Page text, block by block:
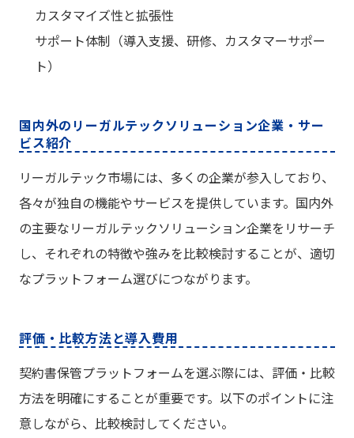
カスタマイズ性と拡張性
サポート体制（導入支援、研修、カスタマーサポー
ト）
国内外のリーガルテックソリューション企業・サー
ビス紹介
リーガルテック市場には、多くの企業が参入しており、
各々が独自の機能やサービスを提供しています。国内外
の主要なリーガルテックソリューション企業をリサーチ
し、それぞれの特徴や強みを比較検討することが、適切
なプラットフォーム選びにつながります。
評価・比較方法と導入費用
契約書保管プラットフォームを選ぶ際には、評価・比較
方法を明確にすることが重要です。以下のポイントに注
意しながら、比較検討してください。